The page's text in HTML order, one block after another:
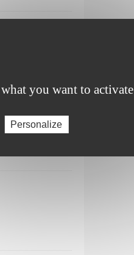
maintenance.
maintenance.
you want to activate
Personalize